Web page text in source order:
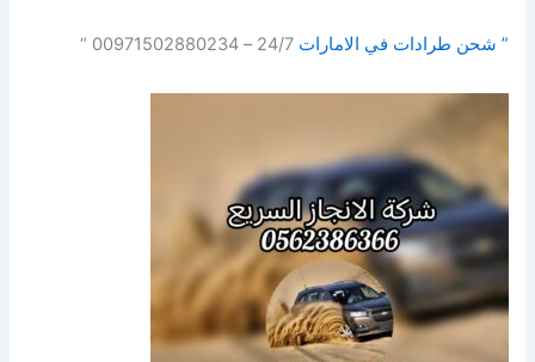
” شحن طرادات في الامارات 24/7 – 00971502880234 “